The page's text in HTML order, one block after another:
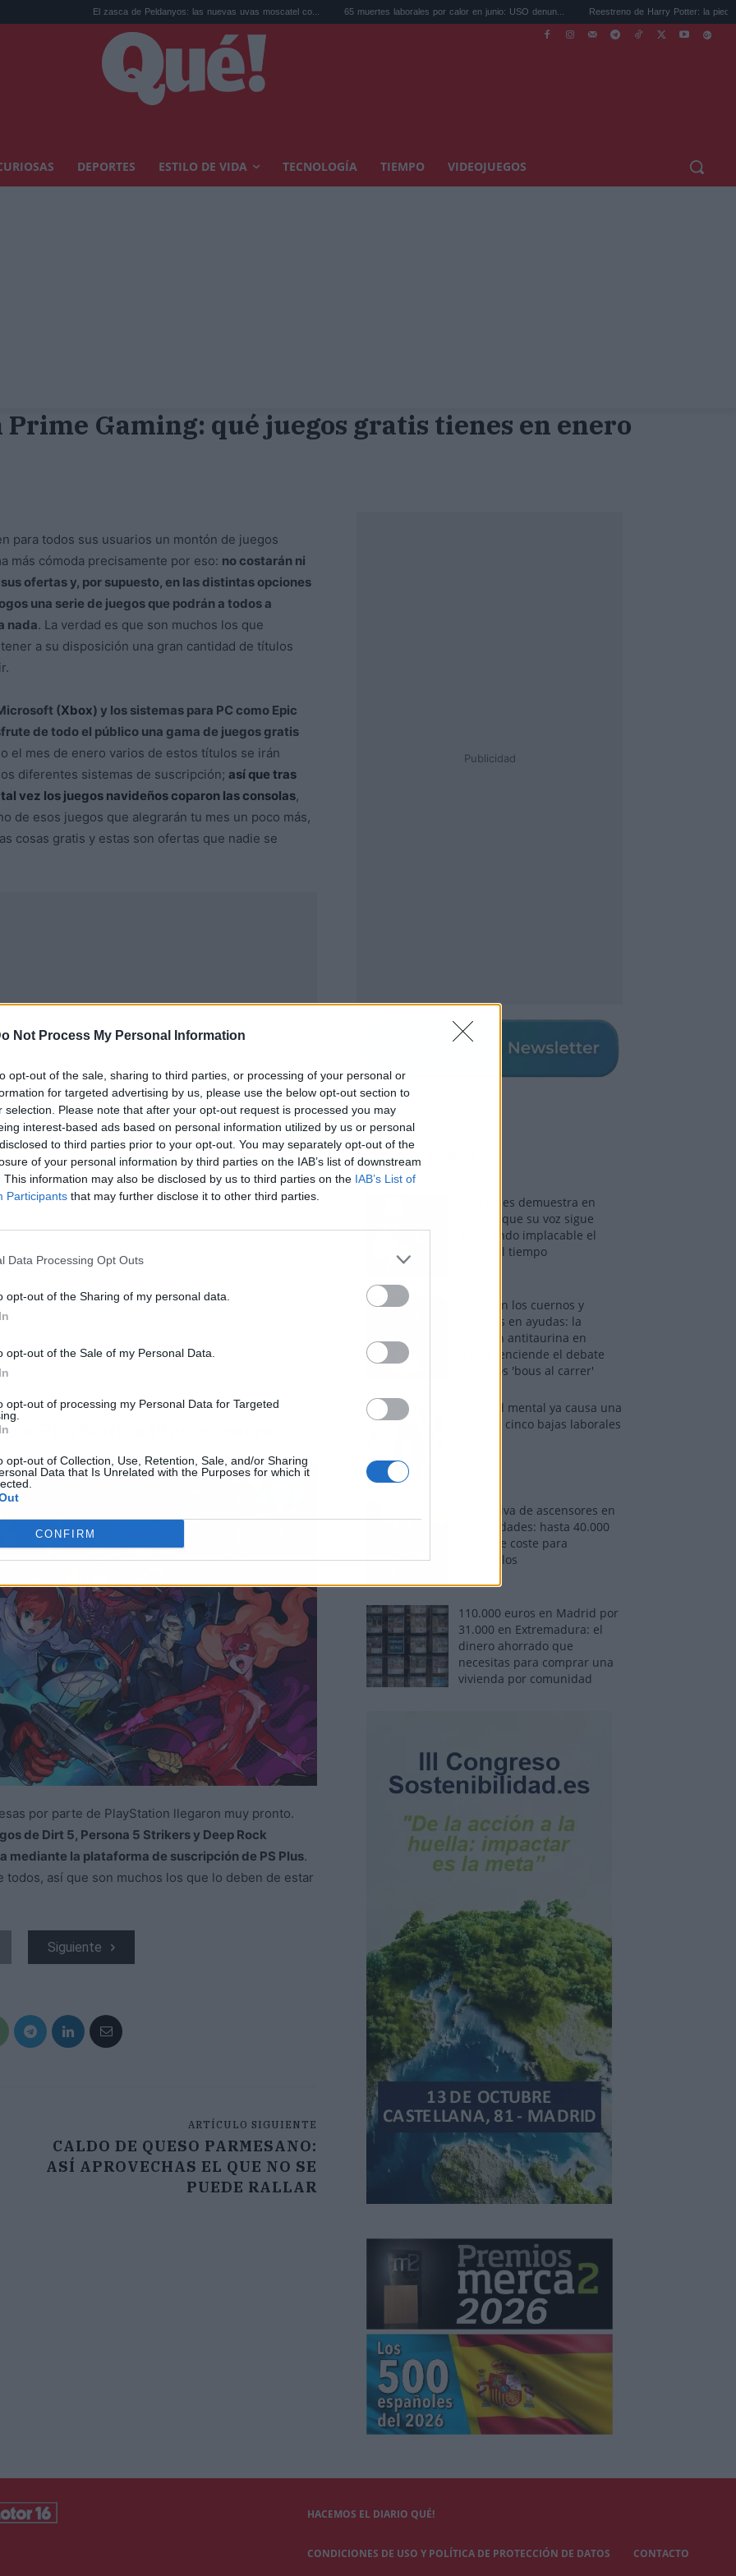
Not Process My Personal Information
opt-out of the sale, sharing to third parties, or processing of your personal or
for targeted advertising by us, please use the below opt-out section to
selection. Please note that after your opt-out request is processed you may
interest-based ads based on personal information utilized by us or personal
to third parties prior to your opt-out. You may separately opt-out of the
of your personal information by third parties on the IAB’s list of downstream
This information may also be disclosed by us to third parties on the IAB’s List of
Participants that may further disclose it to other third parties.
Data Processing Opt Outs
opt-out of the Sharing of my personal data.
opt-out of the Sale of my Personal Data.
opt-out of processing my Personal Data for Targeted
opt-out of Collection, Use, Retention, Sale, and/or Sharing
Data that Is Unrelated with the Purposes for which it
CONFIRM
El zasca de Peldanyos: las nuevas uvas moscatel co... 65 muertes laborales por calor en junio: USO denun... Reestreno de Harry Potter: la piedra filosofal
DEPORTES ESTILO DE VIDA TECNOLOGÍA TIEMPO VIDEOJUEGOS
Prime Gaming: qué juegos gratis tienes en enero
para todos sus usuarios un montón de juegos
más cómoda precisamente por eso: no costarán ni
ofertas y, por supuesto, en las distintas opciones
una serie de juegos que podrán a todos a
nada. La verdad es que son muchos los que
a su disposición una gran cantidad de títulos
(Xbox) y los sistemas para PC como Epic
de todo el público una gama de juegos gratis
el mes de enero varios de estos títulos se irán
diferentes sistemas de suscripción; así que tras
vez los juegos navideños coparon las consolas,
de esos juegos que alegrarán tu mes un poco más,
cosas gratis y estas son ofertas que nadie se
Publicidad
PlayStation Plus en enero
por parte de PlayStation llegaron muy pronto.
de Dirt 5, Persona 5 Strikers y Deep Rock
la plataforma de suscripción de PS Plus.
así que son muchos los que lo deben de estar
Siguiente
ARTÍCULO SIGUIENTE
CALDO DE QUESO PARMESANO:
ASÍ APROVECHAS EL QUE NO SE
PUEDE RALLAR
Publicidad
Los más vistos
Tom Jones demuestra en
Madrid que su voz sigue
desafiando implacable el
paso del tiempo
Fuego en los cuernos y
millones en ayudas: la
rebelión antitaurina en
Alfafar enciende el debate
sobre los 'bous al carrer'
La salud mental ya causa una
de cada cinco bajas laborales
Normativa de ascensores en
comunidades: hasta 40.000
euros de coste para
adaptarlos
110.000 euros en Madrid por
31.000 en Extremadura: el
dinero ahorrado que
necesitas para comprar una
vivienda por comunidad
HACEMOS EL DIARIO QUÉ!
CONDICIONES DE USO Y POLÍTICA DE PROTECCIÓN DE DATOS CONTACTO